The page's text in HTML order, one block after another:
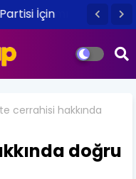
İçin
cerrahisi hakkında
doğru